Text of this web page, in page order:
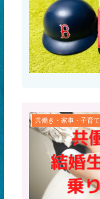
共働き・家事・子育て